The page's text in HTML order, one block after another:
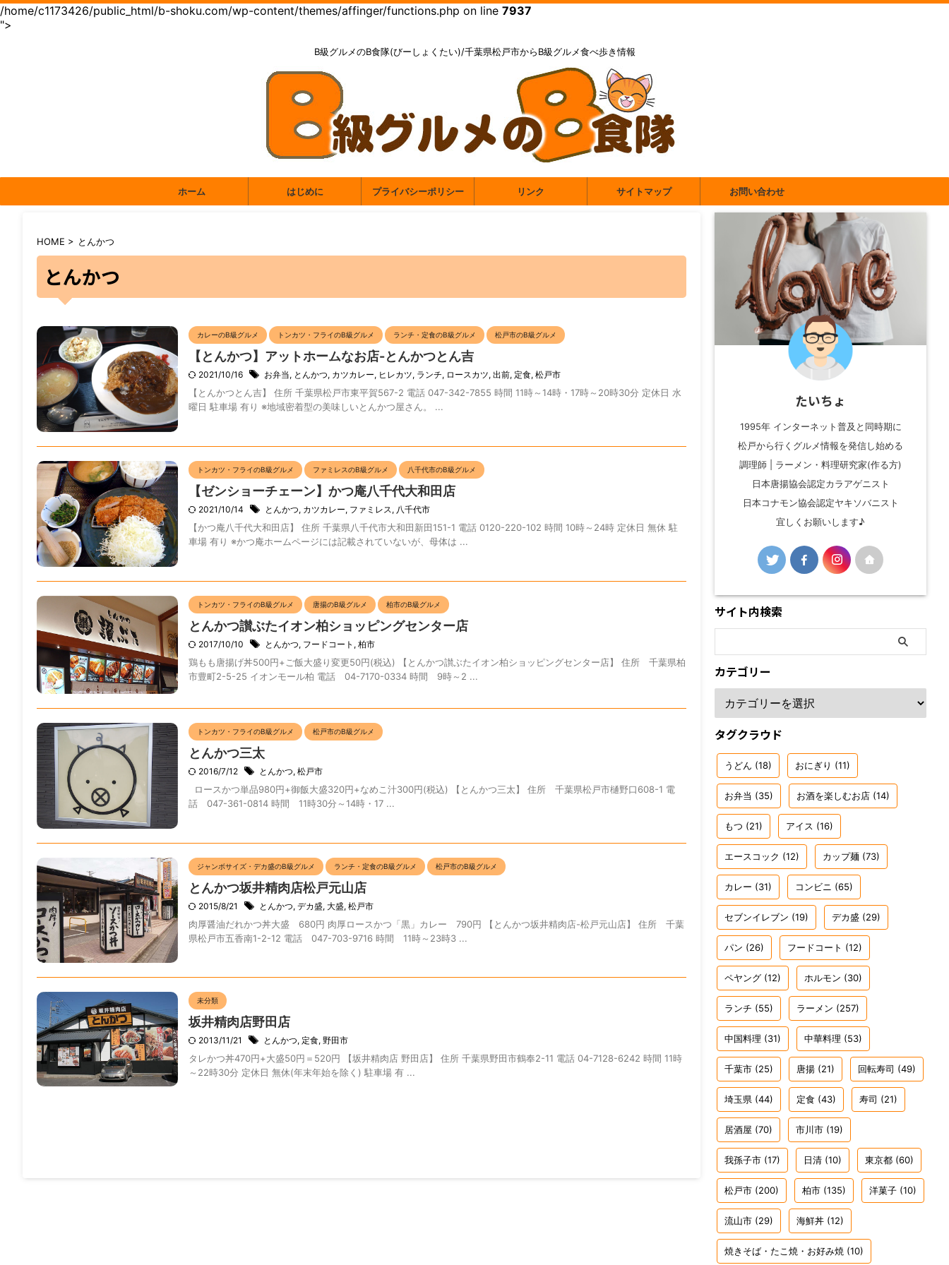
/home/c1173426/public_html/b-shoku.com/wp-content/themes/affinger/functions.php on line 7937
">
B級グルメのB食隊(びーしょくたい)/千葉県松戸市からB級グルメ食べ歩き情報
ホーム はじめに プライバシーポリシー リンク サイトマップ お問い合わせ
HOME > とんかつ
とんかつ
カレーのB級グルメ トンカツ・フライのB級グルメ ランチ・定食のB級グルメ 松戸市のB級グルメ
【とんかつ】アットホームなお店-とんかつとん吉
2021/10/16 お弁当, とんかつ, カツカレー, ヒレカツ, ランチ, ロースカツ, 出前, 定食, 松戸市
【とんかつとん吉】 住所 千葉県松戸市東平賀567-2 電話 047-342-7855 時間 11時～14時・17時～20時30分 定休日 水
曜日 駐車場 有り ※地域密着型の美味しいとんかつ屋さん。 ...
トンカツ・フライのB級グルメ ファミレスのB級グルメ 八千代市のB級グルメ
【ゼンショーチェーン】かつ庵八千代大和田店
2021/10/14 とんかつ, カツカレー, ファミレス, 八千代市
【かつ庵八千代大和田店】 住所 千葉県八千代市大和田新田151-1 電話 0120-220-102 時間 10時～24時 定休日 無休 駐
車場 有り ※かつ庵ホームページには記載されていないが、母体は ...
トンカツ・フライのB級グルメ 唐揚のB級グルメ 柏市のB級グルメ
とんかつ讃ぶたイオン柏ショッピングセンター店
2017/10/10 とんかつ, フードコート , 柏市
鶏もも唐揚げ丼500円+ご飯大盛り変更50円(税込) 【とんかつ讃ぶたイオン柏ショッピングセンター店】 住所 千葉県柏
市豊町2-5-25 イオンモール柏 電話 04-7170-0334 時間 9時～2 ...
トンカツ・フライのB級グルメ 松戸市のB級グルメ
とんかつ三太
2016/7/12 とんかつ, 松戸市
ロースかつ単品980円+御飯大盛320円+なめこ汁300円(税込) 【とんかつ三太】 住所 千葉県松戸市樋野口608-1 電
話 047-361-0814 時間 11時30分～14時・17 ...
ジャンボサイズ・デカ盛のB級グルメ ランチ・定食のB級グルメ 松戸市のB級グルメ
とんかつ坂井精肉店松戸元山店
2015/8/21 とんかつ, デカ盛, 大盛, 松戸市
肉厚醤油だれかつ丼大盛 680円 肉厚ロースかつ「黒」カレー 790円 【とんかつ坂井精肉店-松戸元山店】 住所 千葉
県松戸市五香南1-2-12 電話 047-703-9716 時間 11時～23時3 ...
未分類
坂井精肉店野田店
2013/11/21 とんかつ, 定食, 野田市
タレかつ丼470円+大盛50円＝520円 【坂井精肉店 野田店】 住所 千葉県野田市鶴奉2-11 電話 04-7128-6242 時間 11時
～22時30分 定休日 無休(年末年始を除く) 駐車場 有 ...
たいちょ
1995年 インターネット普及と同時期に
松戸から行くグルメ情報を発信し始める
調理師 | ラーメン・料理研究家(作る方)
日本唐揚協会認定カラアゲニスト
日本コナモン協会認定ヤキソバニスト
宜しくお願いします♪
サイト内検索
カテゴリー
タグクラウド
うどん (18) おにぎり (11)
お弁当 (35) お酒を楽しむお店 (14)
もつ (21) アイス (16)
エースコック (12) カップ麺 (73)
カレー (31) コンビニ (65)
セブンイレブン (19) デカ盛 (29)
パン (26) フードコート (12)
ペヤング (12) ホルモン (30)
ランチ (55) ラーメン (257)
中国料理 (31) 中華料理 (53)
千葉市 (25) 唐揚 (21) 回転寿司 (49)
埼玉県 (44) 定食 (43) 寿司 (21)
居酒屋 (70) 市川市 (19)
我孫子市 (17) 日清 (10) 東京都 (60)
松戸市 (200) 柏市 (135) 洋菓子 (10)
流山市 (29) 海鮮丼 (12)
焼きそば・たこ焼・お好み焼 (10)